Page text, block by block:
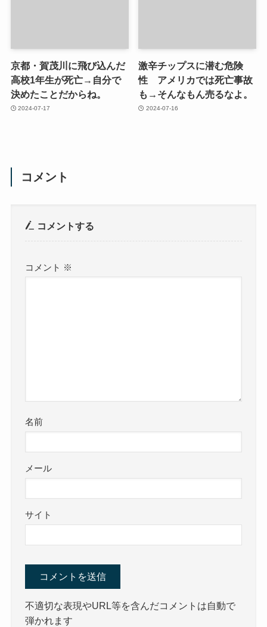
京都・賀茂川に飛び込んだ
高校1年生が死亡→自分で
決めたことだからね。
2024-07-17
激辛チップスに潜む危険
性 アメリカでは死亡事故
も→そんなもん売るなよ。
2024-07-16
コメント
コメントする
コメント ※
名前
メール
サイト
不適切な表現やURL等を含んだコメントは自動で
弾かれます